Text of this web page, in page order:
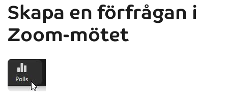
Skapa en förfrågan i
Zoom-mötet